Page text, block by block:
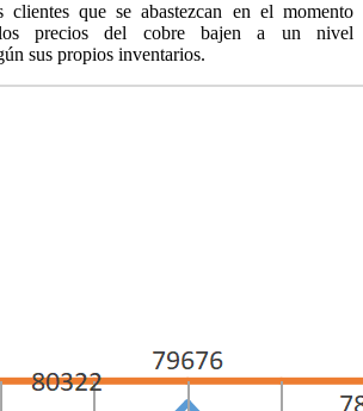
clientes que se abastezcan en el momento
precios del cobre bajen a un nivel
sus propios inventarios.